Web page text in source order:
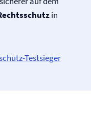
in
Testsieger